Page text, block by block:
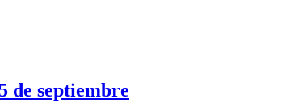
de septiembre